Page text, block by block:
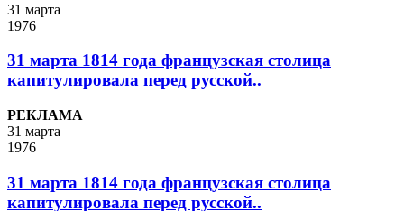
31 марта
1976
31 марта 1814 года французская столица
капитулировала перед русской..
РЕКЛАМА
31 марта
1976
31 марта 1814 года французская столица
капитулировала перед русской..